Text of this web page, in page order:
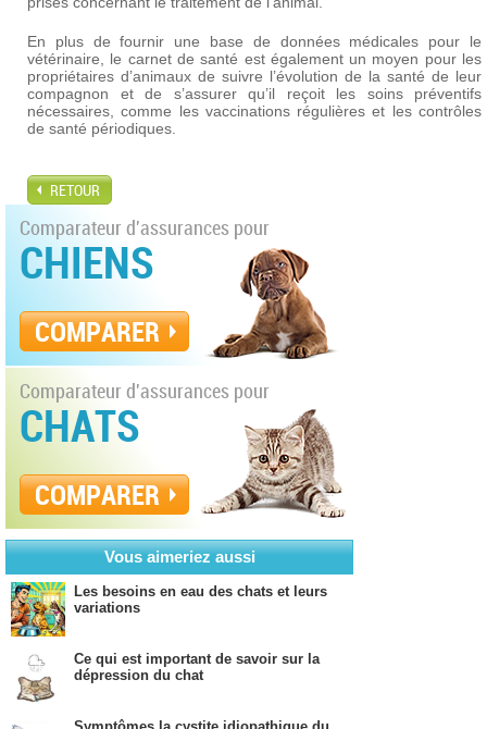
En plus de fournir une base de données médicales pour le
vétérinaire, le carnet de santé est également un moyen pour les
propriétaires d’animaux de suivre l’évolution de la santé de leur
compagnon et de s’assurer qu’il reçoit les soins préventifs
nécessaires, comme les vaccinations régulières et les contrôles
de santé périodiques.
RETOUR
Comparateur d'assurances pour
CHIENS
COMPARER
Comparateur d'assurances pour
CHATS
COMPARER
Vous aimeriez aussi
Les besoins en eau des chats et leurs
variations
Ce qui est important de savoir sur la
dépression du chat